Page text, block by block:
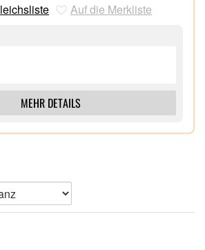
Auf die Merkliste
MEHR DETAILS